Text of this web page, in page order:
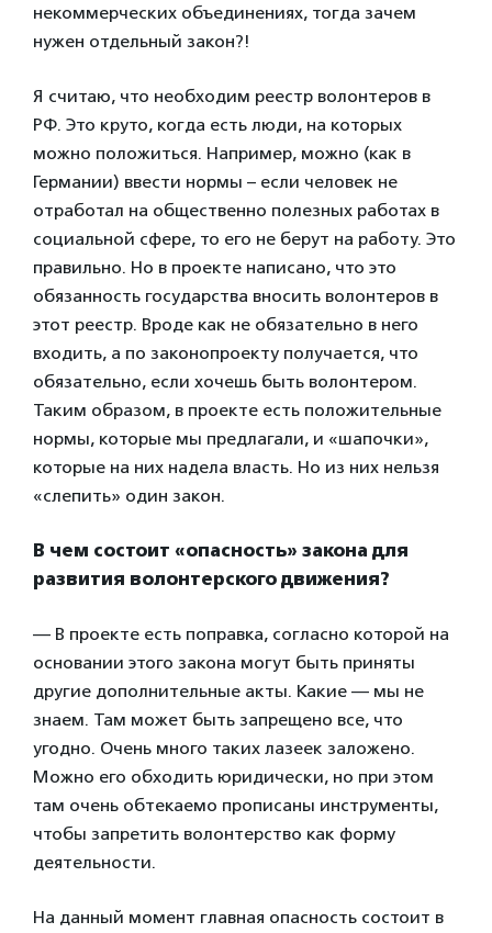
некоммерческих объединениях, тогда зачем
нужен отдельный закон?!
Я считаю, что необходим реестр волонтеров в
РФ. Это круто, когда есть люди, на которых
можно положиться. Например, можно (как в
Германии) ввести нормы – если человек не
отработал на общественно полезных работах в
социальной сфере, то его не берут на работу. Это
правильно. Но в проекте написано, что это
обязанность государства вносить волонтеров в
этот реестр. Вроде как не обязательно в него
входить, а по законопроекту получается, что
обязательно, если хочешь быть волонтером.
Таким образом, в проекте есть положительные
нормы, которые мы предлагали, и «шапочки»,
которые на них надела власть. Но из них нельзя
«слепить» один закон.
В чем состоит «опасность» закона для
развития волонтерского движения?
— В проекте есть поправка, согласно которой на
основании этого закона могут быть приняты
другие дополнительные акты. Какие — мы не
знаем. Там может быть запрещено все, что
угодно. Очень много таких лазеек заложено.
Можно его обходить юридически, но при этом
там очень обтекаемо прописаны инструменты,
чтобы запретить волонтерство как форму
деятельности.
На данный момент главная опасность состоит в